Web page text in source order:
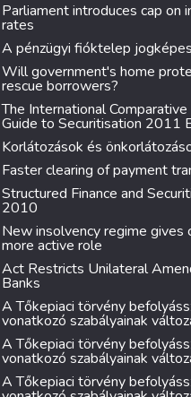
Parliament introduces cap on
rates
A pénzügyi fióktelep
Will government's home
rescue borrowers?
The International
Guide to Securitisation 2011
Korlátozások és
Faster clearing of payment
Structured Finance and
2010
New insolvency regime gives
more active role
Act Restricts Unilateral
Banks
A Tőkepiaci törvény
vonatkozó szabályainak
A Tőkepiaci törvény
vonatkozó szabályainak
A Tőkepiaci törvény